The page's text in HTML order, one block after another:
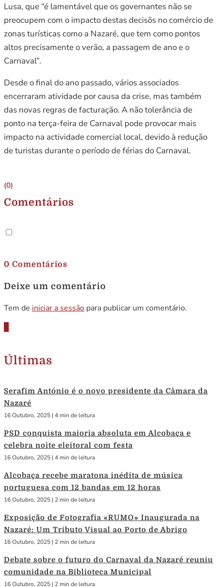
Lusa, que “é lamentável que os governantes não se
preocupem com o impacto destas decisõs no comércio de
zonas turísticas como a Nazaré, que tem como pontos
altos precisamente o verão, a passagem de ano e o
Carnaval”.
Desde o final do ano passado, vários associados
encerraram atividade por causa da crise, mas também
das novas regras de facturação. A não tolerância de
ponto na terça-feira de Carnaval pode provocar mais
impacto na actividade comercial local, devido à redução
de turistas durante o período de férias do Carnaval.
(0)
Comentários
0 Comentários
Deixe um comentário
Tem de iniciar a sessão para publicar um comentário.
Últimas
Serafim António é o novo presidente da Câmara da
Nazaré
16 Outubro, 2025 | 4 min de leitura
PSD conquista maioria absoluta em Alcobaça e
celebra noite eleitoral com festa
16 Outubro, 2025 | 4 min de leitura
Alcobaça recebe maratona inédita de música
portuguesa com 12 bandas em 12 horas
16 Outubro, 2025 | 2 min de leitura
Exposição de Fotografia «RUMO» Inaugurada na
Nazaré: Um Tributo Visual ao Porto de Abrigo
16 Outubro, 2025 | 2 min de leitura
Debate sobre o futuro do Carnaval da Nazaré reuniu
comunidade na Biblioteca Municipal
16 Outubro, 2025 | 2 min de leitura